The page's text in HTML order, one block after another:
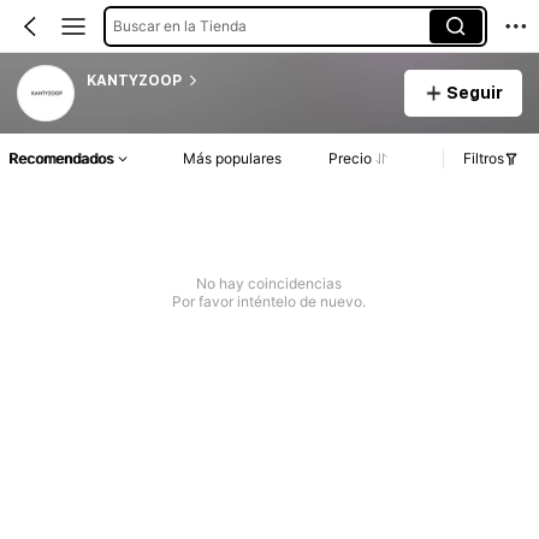
Buscar en la Tienda
KANTYZOOP
Seguir
Recomendados Más populares Precio Filtros
No hay coincidencias
Por favor inténtelo de nuevo.